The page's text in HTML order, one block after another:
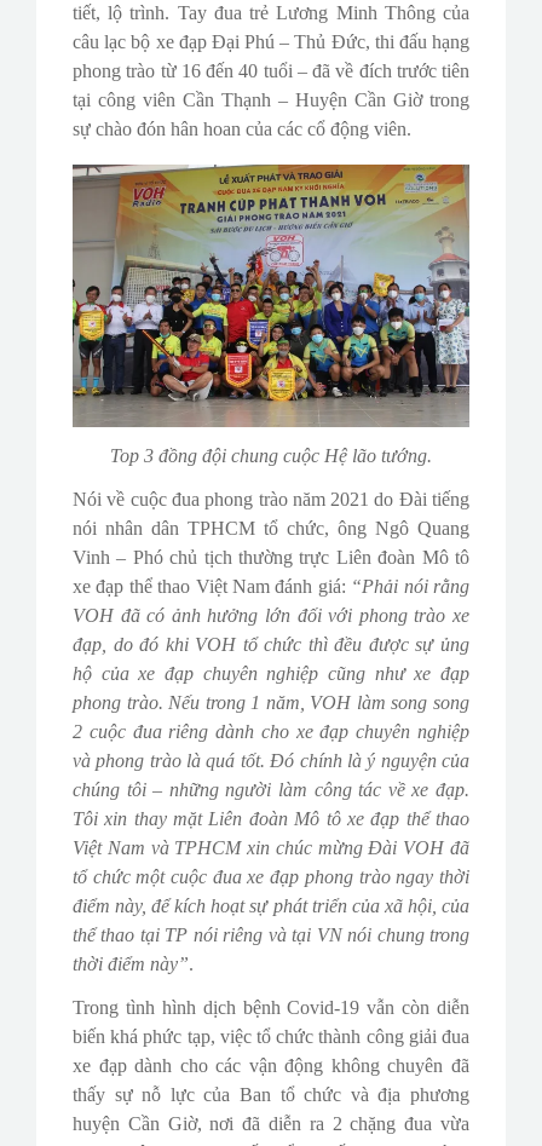
tiết, lộ trình. Tay đua trẻ Lương Minh Thông của
câu lạc bộ xe đạp Đại Phú – Thủ Đức, thi đấu hạng
phong trào từ 16 đến 40 tuổi – đã về đích trước tiên
tại công viên Cần Thạnh – Huyện Cần Giờ trong
sự chào đón hân hoan của các cổ động viên.
Top 3 đồng đội chung cuộc Hệ lão tướng.
Nói về cuộc đua phong trào năm 2021 do Đài tiếng
nói nhân dân TPHCM tổ chức, ông Ngô Quang
Vinh – Phó chủ tịch thường trực Liên đoàn Mô tô
xe đạp thể thao Việt Nam đánh giá: “Phải nói rằng
VOH đã có ảnh hưởng lớn đối với phong trào xe
đạp, do đó khi VOH tổ chức thì đều được sự ủng
hộ của xe đạp chuyên nghiệp cũng như xe đạp
phong trào. Nếu trong 1 năm, VOH làm song song
2 cuộc đua riêng dành cho xe đạp chuyên nghiệp
và phong trào là quá tốt. Đó chính là ý nguyện của
chúng tôi – những người làm công tác về xe đạp.
Tôi xin thay mặt Liên đoàn Mô tô xe đạp thể thao
Việt Nam và TPHCM xin chúc mừng Đài VOH đã
tổ chức một cuộc đua xe đạp phong trào ngay thời
điểm này, để kích hoạt sự phát triển của xã hội, của
thể thao tại TP nói riêng và tại VN nói chung trong
thời điểm này”.
Trong tình hình dịch bệnh Covid-19 vẫn còn diễn
biến khá phức tạp, việc tổ chức thành công giải đua
xe đạp dành cho các vận động không chuyên đã
thấy sự nỗ lực của Ban tổ chức và địa phương
huyện Cần Giờ, nơi đã diễn ra 2 chặng đua vừa